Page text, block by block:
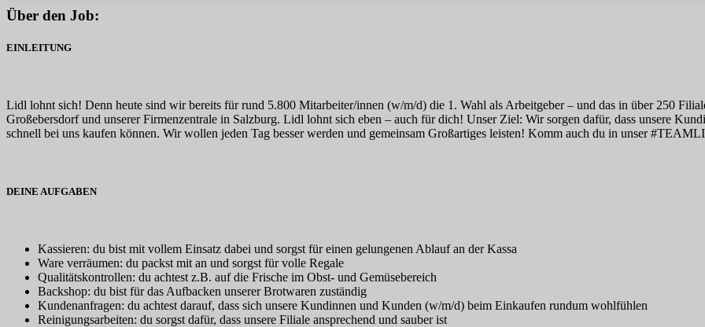
Über den Job:
EINLEITUNG
Lidl lohnt sich! Denn heute sind wir bereits für rund 5.800 Mitarbeiter/innen (w/m/d) die 1. Wahl als Arbeitgeber – und das in über 250
Großebersdorf und unserer Firmenzentrale in Salzburg. Lidl lohnt sich eben – auch für dich! Unser Ziel: Wir sorgen dafür, dass unsere
schnell bei uns kaufen können. Wir wollen jeden Tag besser werden und gemeinsam Großartiges leisten! Komm auch du in unser
DEINE AUFGABEN
Kassieren: du bist mit vollem Einsatz dabei und sorgst für einen gelungenen Ablauf an der Kassa
Ware verräumen: du packst mit an und sorgst für volle Regale
Qualitätskontrollen: du achtest z.B. auf die Frische im Obst- und Gemüsebereich
Backshop: du bist für das Aufbacken unserer Brotwaren zuständig
Kundenanfragen: du achtest darauf, dass sich unsere Kundinnen und Kunden (w/m/d) beim Einkaufen rundum wohlfühlen
Reinigungsarbeiten: du sorgst dafür, dass unsere Filiale ansprechend und sauber ist